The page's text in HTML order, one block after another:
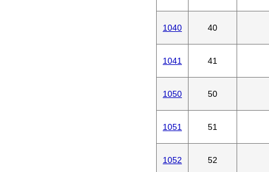
1040 40
1041 41
1050 50
1051 51
1052 52